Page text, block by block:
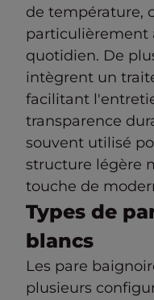
de température,
particulièrement
quotidien. De
intègrent un
facilitant
transparence
souvent utilisé
structure légère
touche de
Types de
blancs
Les pare
plusieurs